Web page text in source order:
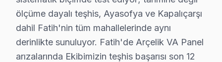
Balaban Ağa Mahallesi, elektronik cihaz arızaları
Balat'da Arçelik TV Servisi
Balat Mahallesi, tarihi dokusu ve kültürel
ölçüme dayalı teşhis, Ayasofya ve Kapalıçarşı
dahil Fatih'nin tüm mahallelerinde aynı
derinlikte sunuluyor. Fatih'de Arçelik VA Panel
arızalarında Ekibimizin teşhis başarısı son 12